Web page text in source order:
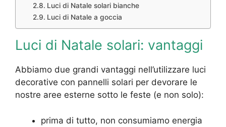
Luci di Natale solari bianche
Luci di Natale a goccia
Luci di Natale solari: vantaggi
Abbiamo due grandi vantaggi nell’utilizzare luci
decorative con pannelli solari per devorare le
nostre aree esterne sotto le feste (e non solo):
prima di tutto, non consumiamo energia